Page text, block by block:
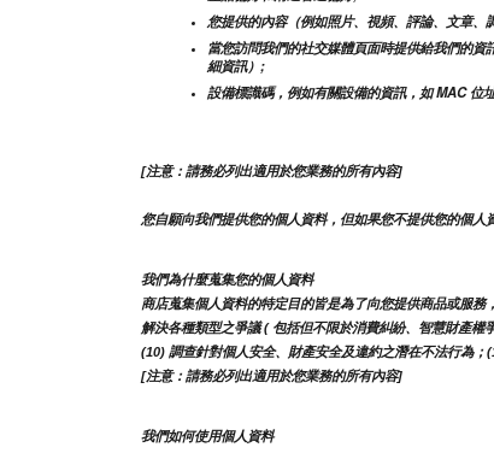
您提供的內容（例如照片、視頻、評論、文章、
當您訪問我們的社交媒體頁面時提供給我們的
細資訊）;
設備標識碼，例如有關設備的資訊，如 MAC 位
[注意：請務必列出適用於您業務的所有內容]
您自願向我們提供您的個人資料，但如果您不提供您的個人
我們為什麼蒐集您的個人資料
商店蒐集個人資料的特定目的皆是為了向您提供商品或服
解決各種類型之爭議 ( 包括但不限於消費糾紛、智慧財產
(10) 調查針對個人安全、財產安全及違約之潛在不法行為
[注意：請務必列出適用於您業務的所有內容]
我們如何使用個人資料